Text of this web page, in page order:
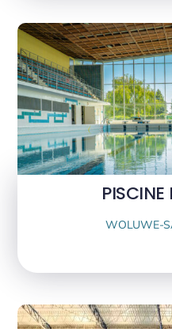
PISCINE
WOLUWE-